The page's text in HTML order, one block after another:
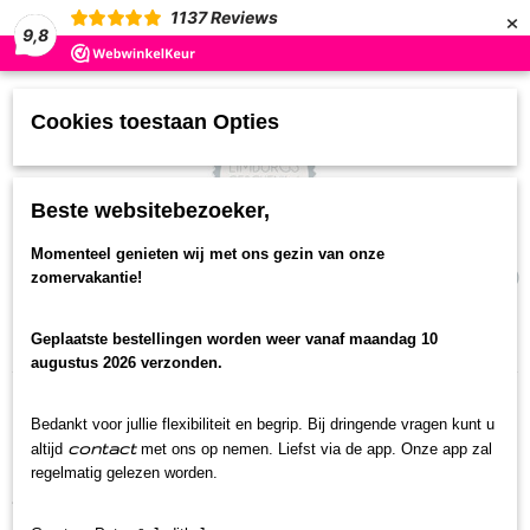
9,8
1137 Reviews ×
UW WINKELWAGEN
(0)
Home> Privacy Statement
Privacybeleid: Bourgondisch
Limburg/limburgsgeschenk.nl
Versie 0.4 Deze pagina is voor het laatst aangepast op 16-
Cookies toestaan Opties
Beste websitebezoeker,
Momenteel genieten wij met ons gezin van onze
zomervakantie!
Geplaatste bestellingen worden weer vanaf maandag 10
augustus 2026 verzonden.
Bedankt voor jullie flexibiliteit en begrip. Bij dringende vragen kunt u
altijd contactmet ons op nemen. Liefst via de app. Onze app zal
regelmatig gelezen worden.